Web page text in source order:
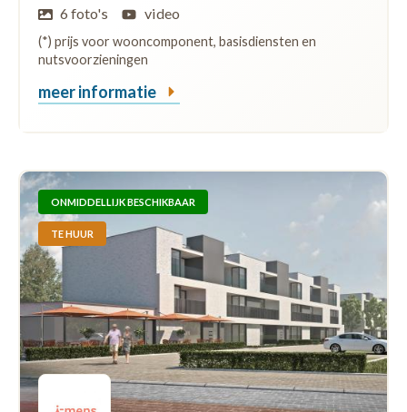
6 foto's video
(*) prijs voor wooncomponent, basisdiensten en
nutsvoorzieningen
meer informatie
ONMIDDELLIJK BESCHIKBAAR
TE HUUR